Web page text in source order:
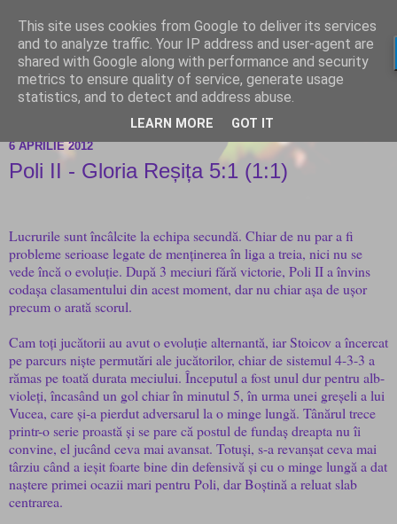
6 APRILIE 2012
Poli II - Gloria Reșița 5:1 (1:1)
Lucrurile sunt încâlcite la echipa secundă. Chiar de nu par a fi
probleme serioase legate de menținerea în liga a treia, nici nu se
vede încă o evoluție. După 3 meciuri fără victorie, Poli II a învins
codașa clasamentului din acest moment, dar nu chiar așa de ușor
precum o arată scorul.
Cam toți jucătorii au avut o evoluție alternantă, iar Stoicov a încercat
pe parcurs niște permutări ale jucătorilor, chiar de sistemul 4-3-3 a
rămas pe toată durata meciului. Începutul a fost unul dur pentru alb-
violeți, încasând un gol chiar în minutul 5, în urma unei greșeli a lui
Vucea, care și-a pierdut adversarul la o minge lungă. Tânărul trece
printr-o serie proastă și se pare că postul de fundaș dreapta nu îi
convine, el jucând ceva mai avansat. Totuși, s-a revanșat ceva mai
târziu când a ieșit foarte bine din defensivă și cu o minge lungă a dat
naștere primei ocazii mari pentru Poli, dar Boștină a reluat slab
centrarea.
This site uses cookies from Google to deliver its services
and to analyze traffic. Your IP address and user-agent are
shared with Google along with performance and security
metrics to ensure quality of service, generate usage
statistics, and to detect and address abuse.
LEARN MORE GOT IT